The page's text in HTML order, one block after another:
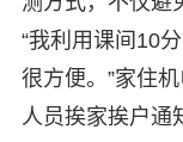
“我利用课间10
很方便。”家住
人员挨家挨户通